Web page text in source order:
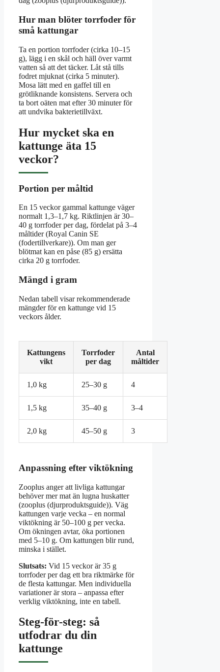
Hur man blöter torrfoder för
små kattungar
Ta en portion torrfoder (cirka 10–15
g), lägg i en skål och häll över varmt
vatten så att det täcker. Låt stå tills
fodret mjuknat (cirka 5 minuter).
Mosa lätt med en gaffel till en
grötliknande konsistens. Servera och
ta bort oäten mat efter 30 minuter för
att undvika bakterietillväxt.
Hur mycket ska en
kattunge äta 15
veckor?
Portion per måltid
En 15 veckor gammal kattunge väger
normalt 1,3–1,7 kg. Riktlinjen är 30–
40 g torrfoder per dag, fördelat på 3–4
måltider (Royal Canin SE
(fodertillverkare)). Om man ger
blötmat kan en påse (85 g) ersätta
cirka 20 g torrfoder.
Mängd i gram
Nedan tabell visar rekommenderade
mängder för en kattunge vid 15
veckors ålder.
Kattungens
vikt
Torrfoder
per dag
Antal
måltider
1,0 kg 25–30 g 4
1,5 kg 35–40 g 3–4
2,0 kg 45–50 g 3
Anpassning efter viktökning
Zooplus anger att livliga kattungar
behöver mer mat än lugna huskatter
(zooplus (djurproduktsguide)). Väg
kattungen varje vecka – en normal
viktökning är 50–100 g per vecka.
Om ökningen avtar, öka portionen
med 5–10 g. Om kattungen blir rund,
minska i stället.
Slutsats: Vid 15 veckor är 35 g
torrfoder per dag ett bra riktmärke för
de flesta kattungar. Men individuella
variationer är stora – anpassa efter
verklig viktökning, inte en tabell.
Steg-för-steg: så
utfodrar du din
kattunge